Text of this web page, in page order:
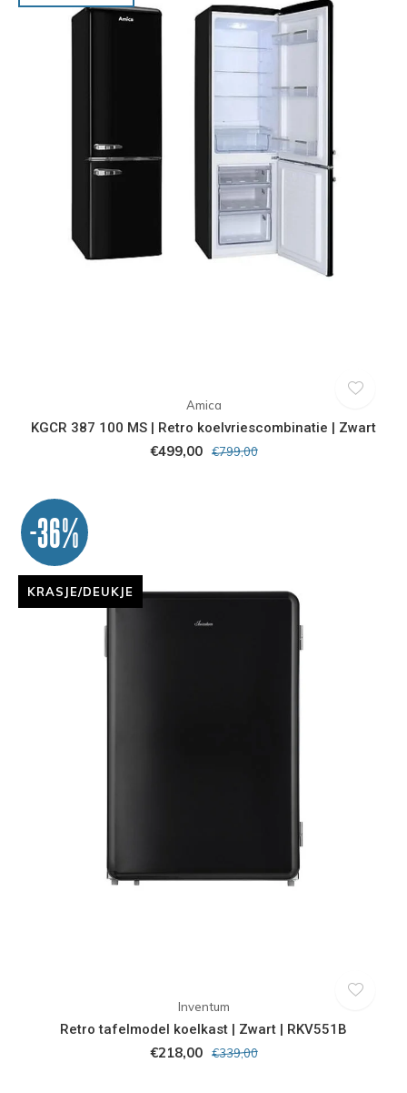
Amica
KGCR 387 100 MS | Retro koelvriescombinatie | Zwart
€499,00 €799,00
-36%
KRASJE/DEUKJE
Inventum
Retro tafelmodel koelkast | Zwart | RKV551B
€218,00 €339,00